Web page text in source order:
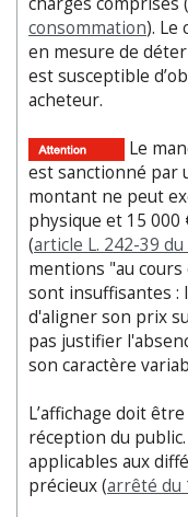
consommation). Le
en mesure de
est susceptible
acheteur.
Le
est sanctionné par
montant ne peut
physique et 15
(article L. 242-39
mentions "au
sont insuffisantes :
d'aligner son prix
pas justifier
son caractère
L’affichage doit
réception du
applicables aux
précieux (arrêté du